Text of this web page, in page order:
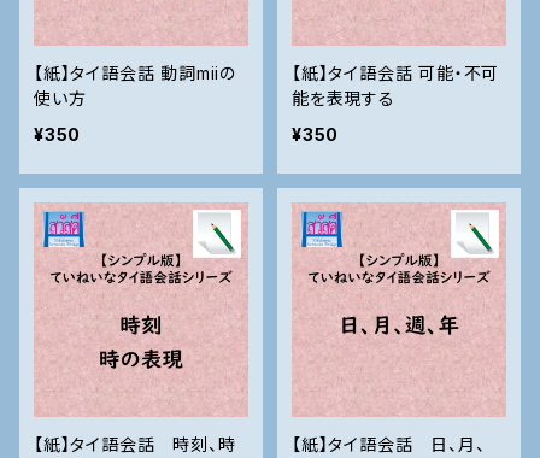
【紙】タイ語会話 動詞miiの
使い方
¥350
【紙】タイ語会話 可能・不可
能を表現する
¥350
【紙】タイ語会話 時刻、時
【紙】タイ語会話 日、月、